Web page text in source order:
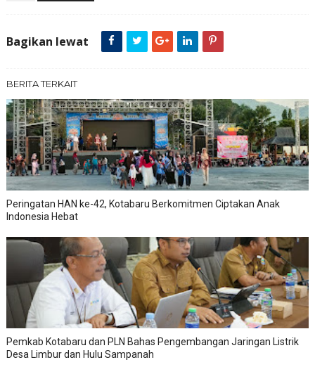
Bagikan lewat
BERITA TERKAIT
Peringatan HAN ke-42, Kotabaru Berkomitmen Ciptakan Anak
Indonesia Hebat
Pemkab Kotabaru dan PLN Bahas Pengembangan Jaringan Listrik
Desa Limbur dan Hulu Sampanah